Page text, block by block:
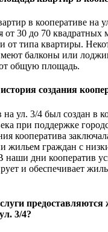
в кооперативе на
от 30 до 70 квадратных
от типа квартиры.
балконы или
общую площадь.
создания
на ул. 3/4 был создан в
при поддержке
кооператива
жильем граждан с
наши дни кооператив
и обеспечивает
3/4?